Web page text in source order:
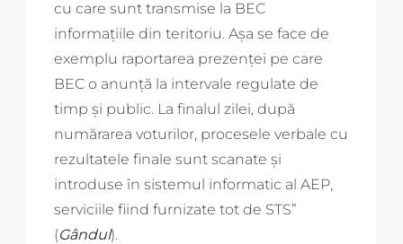
cu care sunt transmise la BEC
informaţiile din teritoriu. Aşa se face de
exemplu raportarea prezenţei pe care
BEC o anunţă la intervale regulate de
timp şi public. La finalul zilei, după
numărarea voturilor, procesele verbale cu
rezultatele finale sunt scanate şi
introduse în sistemul informatic al AEP,
serviciile fiind furnizate tot de STS”
(Gândul).